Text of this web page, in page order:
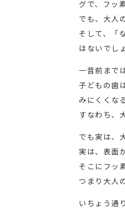
グで、フッ
でも、大人
そして、「
はないでし
一昔前まで
子どもの歯
みにくくなる
すなわち、
でも実は、
実は、表面
そこにフッ
つまり大人
いちょう通